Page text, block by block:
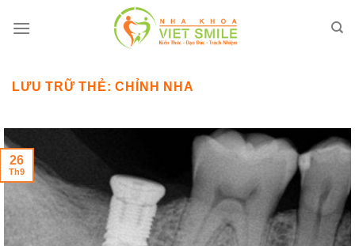
qua
LƯU TRỮ THẺ:CHỈNH NHA
26
Th9